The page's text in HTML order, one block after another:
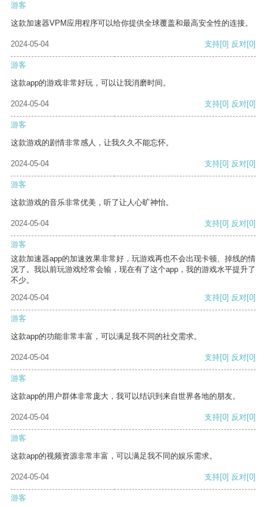
游客
这款加速器VPM应用程序可以给你提供全球覆盖和最高安全性的连接。
2024-05-04 支持[0] 反对[0]
游客
这款app的游戏非常好玩，可以让我消磨时间。
2024-05-04 支持[0] 反对[0]
游客
这款游戏的剧情非常感人，让我久久不能忘怀。
2024-05-04 支持[0] 反对[0]
游客
这款游戏的音乐非常优美，听了让人心旷神怡。
2024-05-04 支持[0] 反对[0]
游客
这款加速器app的加速效果非常好，玩游戏再也不会出现卡顿、掉线的情
况了。我以前玩游戏经常会输，现在有了这个app，我的游戏水平提升了
不少。
2024-05-04
支持[0] 反对[0]
游客
这款app的功能非常丰富，可以满足我不同的社交需求。
2024-05-04 支持[0] 反对[0]
游客
这款app的用户群体非常庞大，我可以结识到来自世界各地的朋友。
2024-05-04 支持[0] 反对[0]
游客
这款app的视频资源非常丰富，可以满足我不同的娱乐需求。
2024-05-04 支持[0] 反对[0]
游客